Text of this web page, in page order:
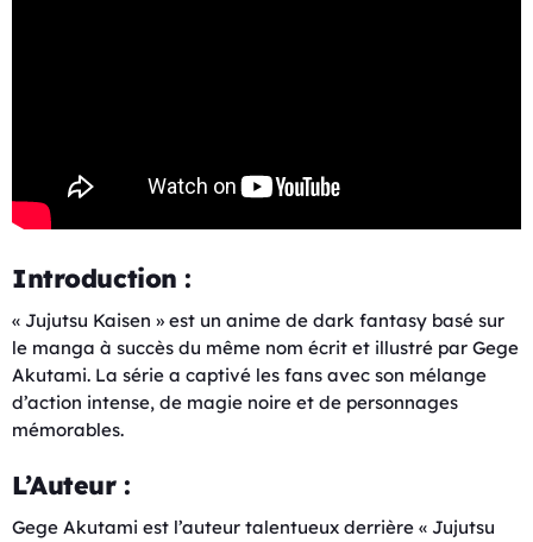
Introduction :
« Jujutsu Kaisen » est un anime de dark fantasy basé sur
le manga à succès du même nom écrit et illustré par Gege
Akutami. La série a captivé les fans avec son mélange
d’action intense, de magie noire et de personnages
mémorables.
L’Auteur :
Gege Akutami est l’auteur talentueux derrière « Jujutsu